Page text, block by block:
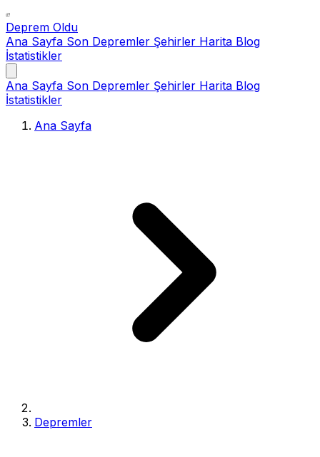
Deprem Oldu
Ana Sayfa Son Depremler Şehirler Harita Blog
İstatistikler
Ana Sayfa Son Depremler Şehirler Harita Blog
İstatistikler
Ana Sayfa
Depremler